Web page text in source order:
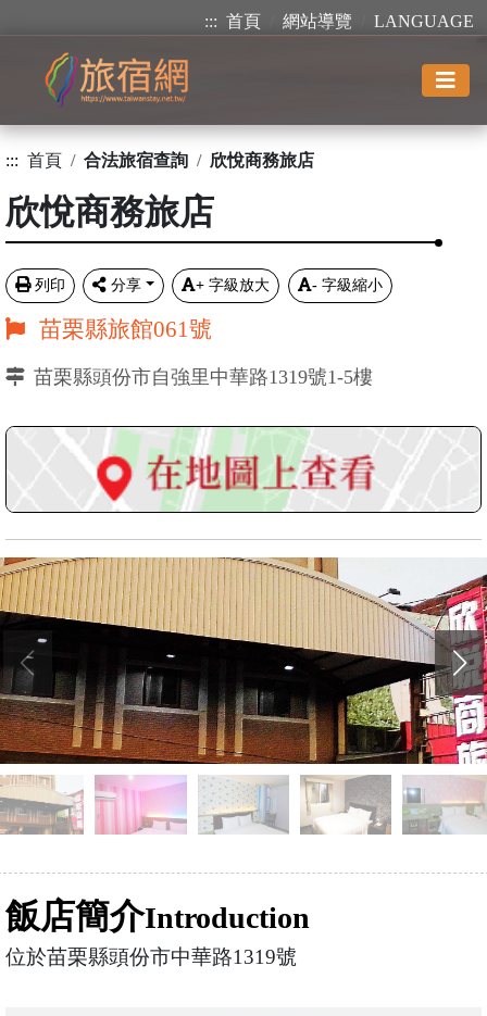
::: 首頁 網站導覽 LANGUAGE
::: 首頁 合法旅宿查詢 欣悅商務旅店
欣悅商務旅店
列印 分享 + 字級放大 - 字級縮小
苗栗縣旅館061號
苗栗縣頭份市自強里中華路1319號1-5樓
飯店簡介Introduction
位於苗栗縣頭份市中華路1319號